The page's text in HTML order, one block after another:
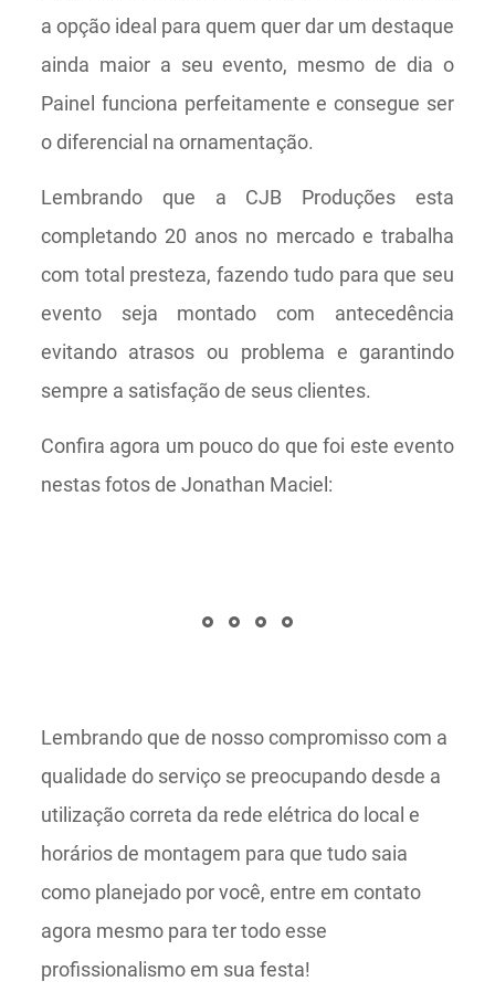
a opção ideal para quem quer dar um destaque
ainda maior a seu evento, mesmo de dia o
Painel funciona perfeitamente e consegue ser
o diferencial na ornamentação.
Lembrando que a CJB Produções esta
completando 20 anos no mercado e trabalha
com total presteza, fazendo tudo para que seu
evento seja montado com antecedência
evitando atrasos ou problema e garantindo
sempre a satisfação de seus clientes.
Confira agora um pouco do que foi este evento
nestas fotos de Jonathan Maciel:
Lembrando que de nosso compromisso com a
qualidade do serviço se preocupando desde a
utilização correta da rede elétrica do local e
horários de montagem para que tudo saia
como planejado por você, entre em contato
agora mesmo para ter todo esse
profissionalismo em sua festa!